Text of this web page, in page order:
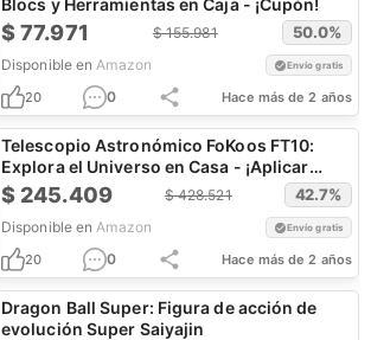
Blocs y Herramientas en Caja - ¡Cupón!
$77.971 $155.981 50.0%
Disponible en Amazon Envío gratis
20 0 Hace más de 2 años
Telescopio Astronómico FoKoos FT10:
Explora el Universo en Casa - ¡Aplicar
Cupón!
$ 245.409 $428.521 42.7%
Disponible en Amazon Envío gratis
20 0 Hace más de 2 años
Dragon Ball Super: Figura de acción de
evolución Super Saiyajin